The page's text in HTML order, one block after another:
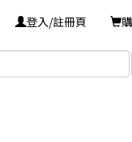
登入/註冊頁